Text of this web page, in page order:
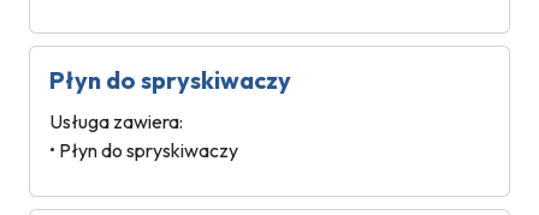
Płyn do spryskiwaczy
Usługa zawiera:
• Płyn do spryskiwaczy